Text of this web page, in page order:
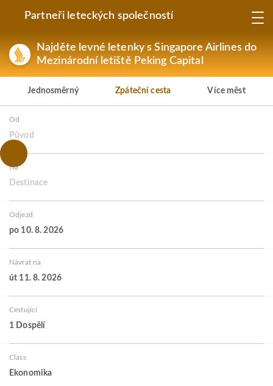
Partneři leteckých společností
Najděte levné letenky s Singapore Airlines do
Mezinárodní letiště Peking Capital
Jednosměrný Zpáteční cesta Více měst
Od
Původ
Na
Destinace
Odjezd
po 10. 8. 2026
Návrat na
út 11. 8. 2026
Cestující
1 Dospělí
Class
Ekonomika